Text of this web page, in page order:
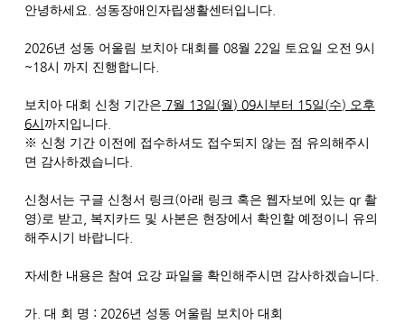
안녕하세요 성동장애인자립생활센터입니다
2026년 성동 어울림 보치아 대회를 08월 22일 토요일 오전 9시
~18시 까지 진행합니다
보치아 대회 신청 기간은 7월 13일 (월) 09시부터 15일 (수) 오후
6시 까지입니다
※ 신청 기간 이전에 접수하셔도 접수되지 않는 점 유의해주시
면 감사하겠습니다
신청서는 구글 신청서 링크(아래 링크 혹은 웹자보에 있는 qr 촬
영)로 받고
복지카드 및 사본은 현장에서 확인할 예정이니 유의
해주시기 바랍니다
자세한 내용은 참여 요강 파일을 확인해주시면 감사하겠습니다
가 대 회 명 : 2026년 성동 어울림 보치아 대회